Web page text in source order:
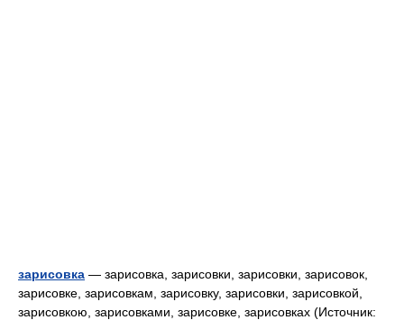
зарисовка — зарисовка, зарисовки, зарисовки, зарисовок,
зарисовке, зарисовкам, зарисовку, зарисовки, зарисовкой,
зарисовкою, зарисовками, зарисовке, зарисовках (Источник: